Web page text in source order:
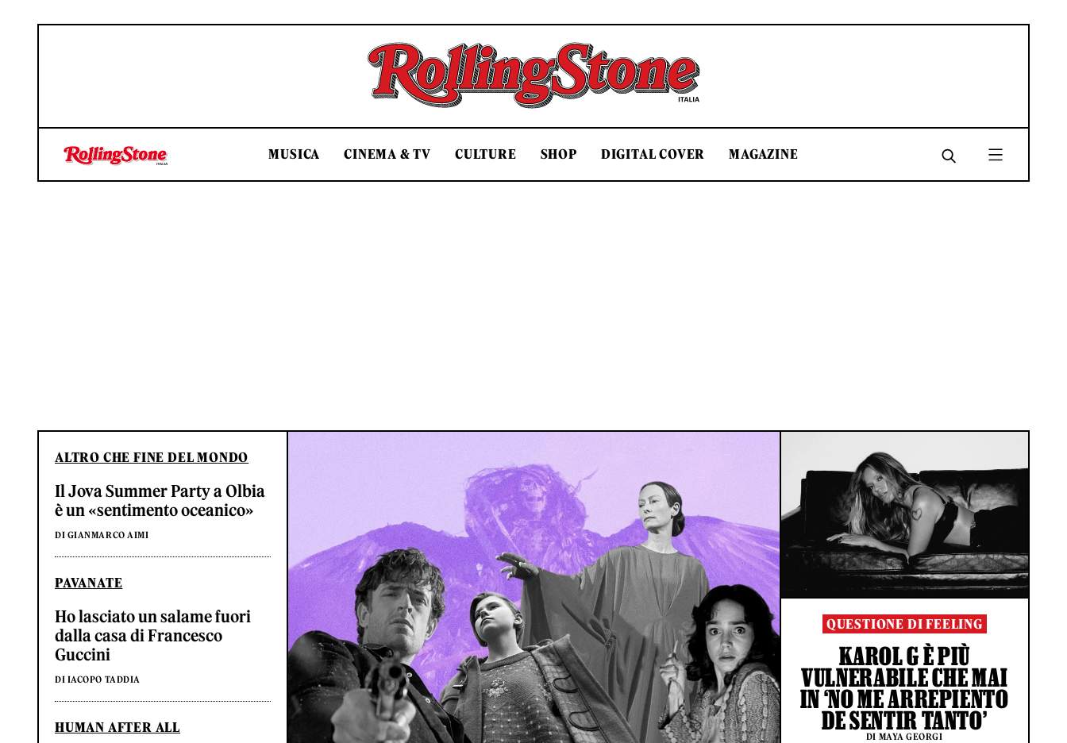
Rolling Stone Italia
MUSICA CINEMA & TV CULTURE SHOP DIGITAL COVER MAGAZINE
ALTRO CHE FINE DEL MONDO
Il Jova Summer Party a Olbia
è un «sentimento oceanico»
DI GIANMARCO AIMI
PAVANATE
Ho lasciato un salame fuori
dalla casa di Francesco
Guccini
DI IACOPO TADDIA
HUMAN AFTER ALL
QUESTIONE DI FEELING
KAROL G È PIÙ
VULNERABILE CHE MAI
IN ‘NO ME ARREPIENTO
DE SENTIR TANTO’
DI MAYA GEORGI